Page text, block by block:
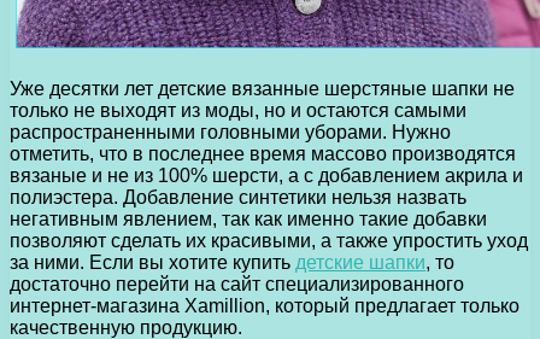
Уже десятки лет детские вязанные шерстяные шапки не
только не выходят из моды, но и остаются самыми
распространенными головными уборами. Нужно
отметить, что в последнее время массово производятся
вязаные и не из 100% шерсти, а с добавлением акрила и
полиэстера. Добавление синтетики нельзя назвать
негативным явлением, так как именно такие добавки
позволяют сделать их красивыми, а также упростить уход
за ними. Если вы хотите купить детские шапки, то
достаточно перейти на сайт специализированного
интернет-магазина Xamillion, который предлагает только
качественную продукцию.